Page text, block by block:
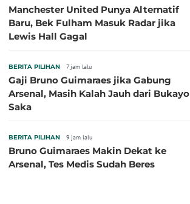
Manchester United Punya Alternatif
Baru, Bek Fulham Masuk Radar jika
Lewis Hall Gagal
BERITA PILIHAN 7 jam lalu
Gaji Bruno Guimaraes jika Gabung
Arsenal, Masih Kalah Jauh dari Bukayo
Saka
BERITA PILIHAN 9 jam lalu
Bruno Guimaraes Makin Dekat ke
Arsenal, Tes Medis Sudah Beres